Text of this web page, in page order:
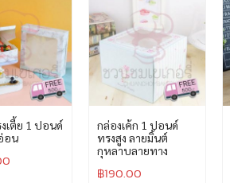
เตี้ย 1 ปอนด์
อน
กล่องเค้ก 1 ปอนด์
ทรงสูง ลายมิ้นต์
กุหลาบลายทาง
฿190.00